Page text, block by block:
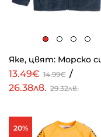
Яке, цвят: Морско
13.49€ 14.99€ /
26.38лв. 29.32лв.
20%